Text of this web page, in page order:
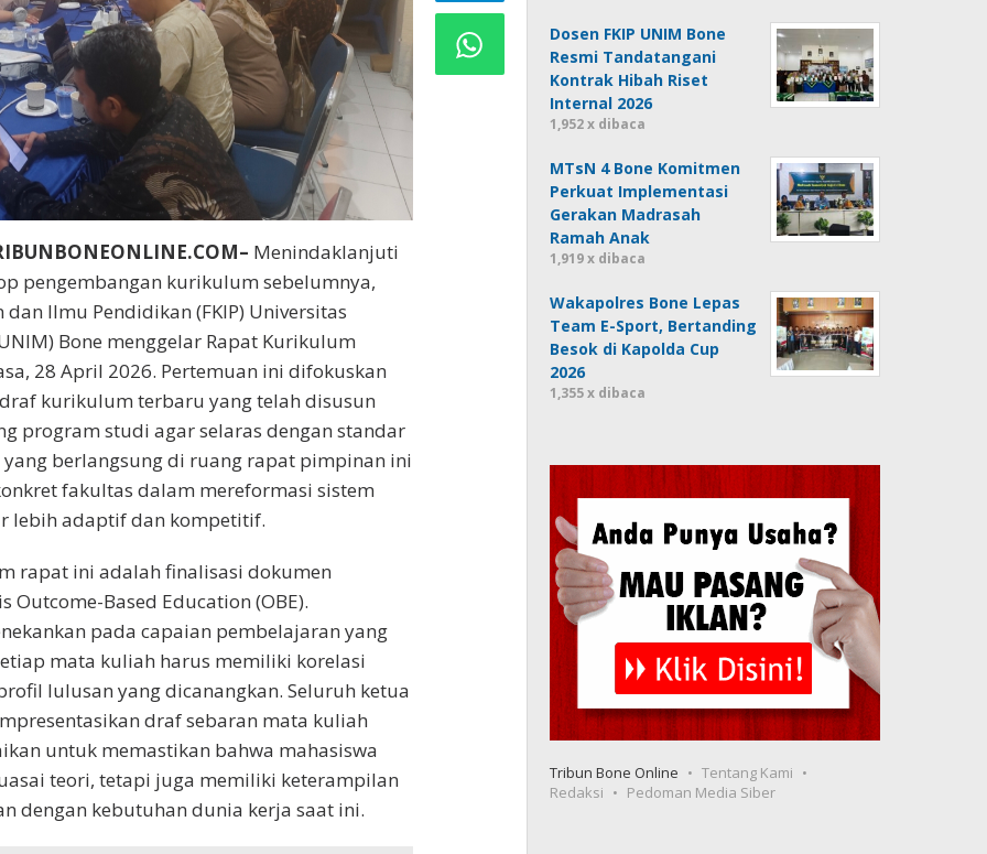
Menindaklanjuti
pengembangan kurikulum sebelumnya,
Ilmu Pendidikan (FKIP) Universitas
Bone menggelar Rapat Kurikulum
28 April 2026. Pertemuan ini difokuskan
kurikulum terbaru yang telah disusun
program studi agar selaras dengan standar
yang berlangsung di ruang rapat pimpinan ini
fakultas dalam mereformasi sistem
lebih adaptif dan kompetitif.
rapat ini adalah finalisasi dokumen
Outcome-Based Education (OBE).
pada capaian pembelajaran yang
mata kuliah harus memiliki korelasi
lulusan yang dicanangkan. Seluruh ketua
draf sebaran mata kuliah
untuk memastikan bahwa mahasiswa
teori, tetapi juga memiliki keterampilan
dengan kebutuhan dunia kerja saat ini.
Dosen FKIP UNIM Bone
Resmi Tandatangani
Kontrak Hibah Riset
Internal 2026
1,952 x dibaca
MTsN 4 Bone Komitmen
Perkuat Implementasi
Gerakan Madrasah
Ramah Anak
1,919 x dibaca
Wakapolres Bone Lepas
Team E-Sport, Bertanding
Besok di Kapolda Cup
2026
1,355 x dibaca
Tribun Bone Online
Tentang Kami
Redaksi
Pedoman Media Siber